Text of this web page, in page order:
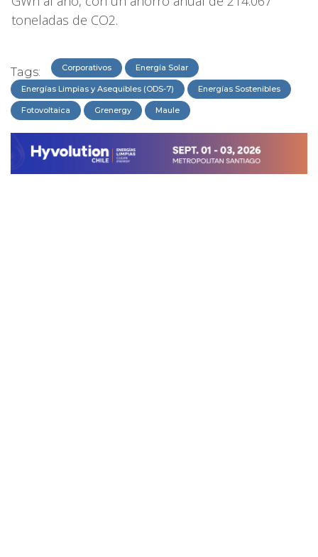
toneladas de CO2.
Tags: Corporativos Energía Solar
Energías Limpias y Asequibles (ODS-7) Energías Sostenibles
Fotovoltaica Grenergy Maule